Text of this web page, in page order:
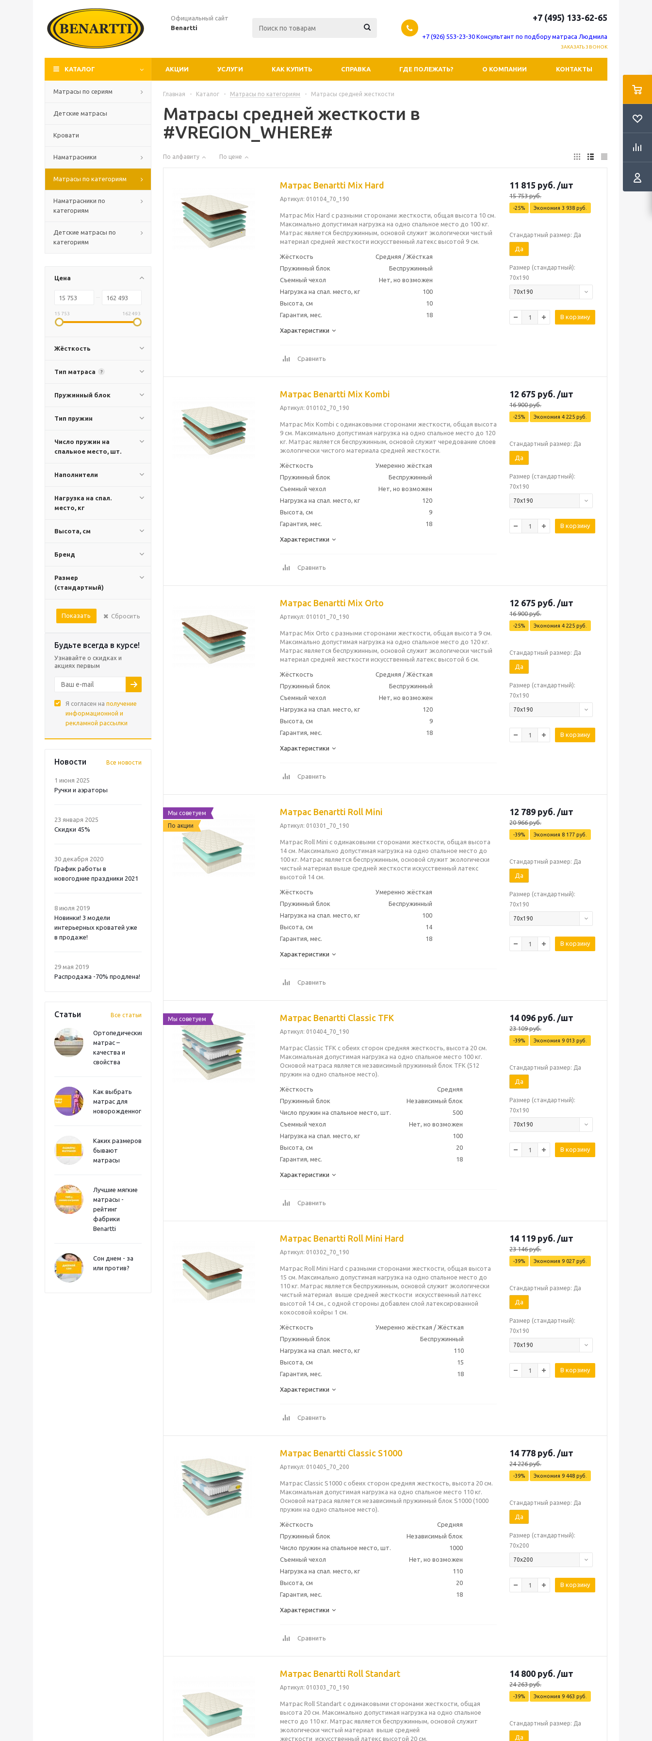
Официальный сайт
Benartti
+7 (495) 133-62-65
+7 (926) 553-23-30 Консультант по подбору матраса Людмила
ЗАКАЗАТЬ ЗВОНОК
КАТАЛОГ АКЦИИ УСЛУГИ КАК КУПИТЬ СПРАВКА ГДЕ ПОЛЕЖАТЬ? О КОМПАНИИ КОНТАКТЫ
Матрасы по сериям
Детские матрасы
Кровати
Наматрасники
Матрасы по категориям
Наматрасники по
категориям
Детские матрасы по
категориям
Цена
15 753 162 493
Жёсткость
Тип матраса ?
Пружинный блок
Тип пружин
Число пружин на
спальное место, шт.
Наполнители
Нагрузка на спал.
место, кг
Высота, см
Бренд
Размер
(стандартный)
Показать Сбросить
Будьте всегда в курсе!
Узнавайте о скидках и
акциях первым
Я согласен на получение
информационной и
рекламной рассылки
Новости Все новости
1 июня 2025
Ручки и аэраторы
23 января 2025
Скидки 45%
30 декабря 2020
График работы в
новогодние праздники 2021
8 июля 2019
Новинки! 3 модели
интерьерных кроватей уже
в продаже!
29 мая 2019
Распродажа -70% продлена!
Статьи Все статьи
Ортопедический
матрас –
качества и
свойства
Как выбрать
матрас для
новорожденного?
Каких размеров
бывают
матрасы
Лучшие мягкие
матрасы -
рейтинг
фабрики
Benartti
Сон днем - за
или против?
Главная - Каталог - Матрасы по категориям - Матрасы средней жесткости
Матрасы средней жесткости в
#VREGION_WHERE#
По алфавиту По цене
Матрас Benartti Mix Hard
Артикул: 010104_70_190
Матрас Mix Hard с разными сторонами жесткости, общая высота 10 см.
Максимально допустимая нагрузка на одно спальное место до 100 кг.
Матрас является беспружинным, основой служит экологически чистый
материал средней жесткости искусственный латекс высотой 9 см.
Жёсткость
Средняя / Жёсткая
Пружинный блок
Беспружинный
Съемный чехол
Нет, но возможен
Нагрузка на спал. место, кг
100
Высота, см
10
Гарантия, мес.
18
Характеристики
Сравнить
11 815 руб. /шт
15 753руб.
-25% Экономия 3 938 руб.
Стандартный размер: Да
Да
Размер (стандартный):
70х190
70х190
В корзину
Матрас Benartti Mix Kombi
Артикул: 010102_70_190
Матрас Mix Kombi с одинаковыми сторонами жесткости, общая высота
9 см. Максимально допустимая нагрузка на одно спальное место до 120
кг. Матрас является беспружинным, основой служит чередование слоев
экологически чистого материала средней жесткости.
Жёсткость
Умеренно жёсткая
Пружинный блок
Беспружинный
Съемный чехол
Нет, но возможен
Нагрузка на спал. место, кг
120
Высота, см
9
Гарантия, мес.
18
Характеристики
Сравнить
12 675 руб. /шт
16 900руб.
-25% Экономия 4 225 руб.
Стандартный размер: Да
Да
Размер (стандартный):
70х190
70х190
В корзину
Матрас Benartti Mix Orto
Артикул: 010101_70_190
Матрас Mix Orto с разными сторонами жесткости, общая высота 9 см.
Максимально допустимая нагрузка на одно спальное место до 120 кг.
Матрас является беспружинным, основой служит экологически чистый
материал средней жесткости искусственный латекс высотой 6 см.
Жёсткость
Средняя / Жёсткая
Пружинный блок
Беспружинный
Съемный чехол
Нет, но возможен
Нагрузка на спал. место, кг
120
Высота, см
9
Гарантия, мес.
18
Характеристики
Сравнить
12 675 руб. /шт
16 900руб.
-25% Экономия 4 225 руб.
Стандартный размер: Да
Да
Размер (стандартный):
70х190
70х190
В корзину
Мы советуем
По акции
Матрас Benartti Roll Mini
Артикул: 010301_70_190
Матрас Roll Mini с одинаковыми сторонами жесткости, общая высота
14 см. Максимально допустимая нагрузка на одно спальное место до
100 кг. Матрас является беспружинным, основой служит экологически
чистый материал выше средней жесткости искусственный латекс
высотой 14 см.
Жёсткость
Умеренно жёсткая
Пружинный блок
Беспружинный
Нагрузка на спал. место, кг
100
Высота, см
14
Гарантия, мес.
18
Характеристики
Сравнить
12 789 руб. /шт
20 966руб.
-39% Экономия 8 177 руб.
Стандартный размер: Да
Да
Размер (стандартный):
70х190
70х190
В корзину
Мы советуем Матрас Benartti Classic TFK
Артикул: 010404_70_190
Матрас Classic TFK с обеих сторон средняя жесткость, высота 20 см.
Максимальная допустимая нагрузка на одно спальное место 100 кг.
Основой матраса является независимый пружинный блок TFK (512
пружин на одно спальное место).
Жёсткость
Средняя
Пружинный блок
Независимый блок
Число пружин на спальное место, шт.
500
Съемный чехол
Нет, но возможен
Нагрузка на спал. место, кг
100
Высота, см
20
Гарантия, мес.
18
Характеристики
Сравнить
14 096 руб. /шт
23 109руб.
-39% Экономия 9 013 руб.
Стандартный размер: Да
Да
Размер (стандартный):
70х190
70х190
В корзину
Матрас Benartti Roll Mini Hard
Артикул: 010302_70_190
Матрас Roll Mini Hard с разными сторонами жесткости, общая высота
15 см. Максимально допустимая нагрузка на одно спальное место до
110 кг. Матрас является беспружинным, основой служит экологически
чистый материал выше средней жесткости искусственный латекс
высотой 14 см., с одной стороны добавлен слой латексированной
кокосовой койры 1 см.
Жёсткость
Умеренно жёсткая / Жёсткая
Пружинный блок
Беспружинный
Нагрузка на спал. место, кг
110
Высота, см
15
Гарантия, мес.
18
Характеристики
Сравнить
14 119 руб. /шт
23 146руб.
-39% Экономия 9 027 руб.
Стандартный размер: Да
Да
Размер (стандартный):
70х190
70х190
В корзину
Матрас Benartti Classic S1000
Артикул: 010405_70_200
Матрас Classic S1000 с обеих сторон средняя жесткость, высота 20 см.
Максимальная допустимая нагрузка на одно спальное место 110 кг.
Основой матраса является независимый пружинный блок S1000 (1000
пружин на одно спальное место).
Жёсткость
Средняя
Пружинный блок
Независимый блок
Число пружин на спальное место, шт.
1000
Съемный чехол
Нет, но возможен
Нагрузка на спал. место, кг
110
Высота, см
20
Гарантия, мес.
18
Характеристики
Сравнить
14 778 руб. /шт
24 226руб.
-39% Экономия 9 448 руб.
Стандартный размер: Да
Да
Размер (стандартный):
70х200
70х200
В корзину
Матрас Benartti Roll Standart
Артикул: 010303_70_190
Матрас Roll Standart с одинаковыми сторонами жесткости, общая
высота 20 см. Максимально допустимая нагрузка на одно спальное
место до 110 кг. Матрас является беспружинным, основой служит
экологически чистый материал выше средней
жесткости искусственный латекс высотой 20 см.
14 800 руб. /шт
24 263руб.
-39% Экономия 9 463 руб.
Стандартный размер: Да
Да